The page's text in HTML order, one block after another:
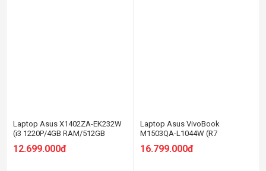
Laptop Asus X1402ZA-EK232W
(i3 1220P/4GB RAM/512GB
SSD/14 FHD/Win11/Xanh)
12.699.000đ
Laptop Asus VivoBook
M1503QA-L1044W (R7
5800H/8GB RAM/512GB
SSD/15.6 FHD Oled/Win11/Bạc)
16.799.000đ